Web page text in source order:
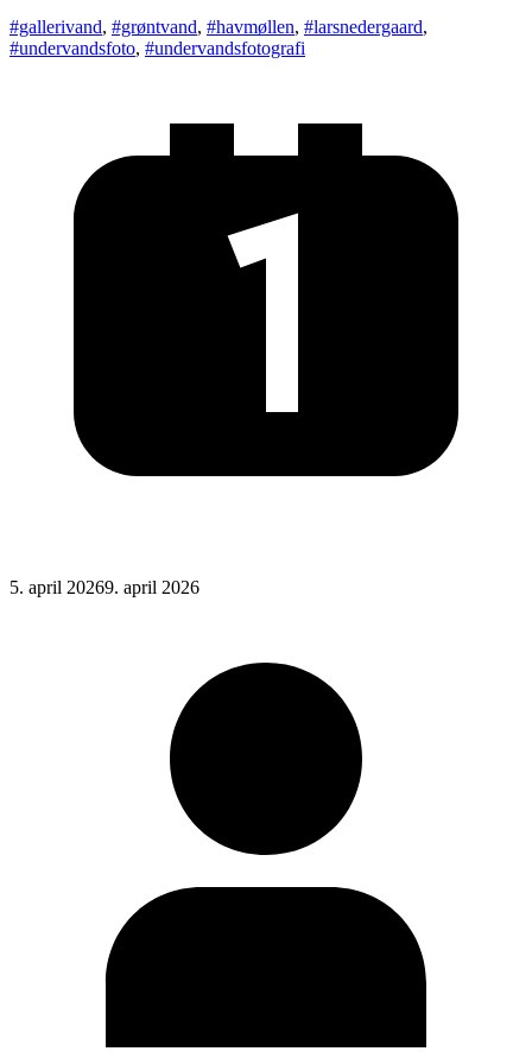
#gallerivand, #grøntvand, #havmøllen, #larsnedergaard,
#undervandsfoto, #undervandsfotografi
Posted
5. april 20269. april 2026